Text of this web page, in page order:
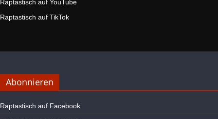
Raptastisch auf YouTube
Raptastisch auf TikTok
Abonnieren
Raptastisch auf Facebook